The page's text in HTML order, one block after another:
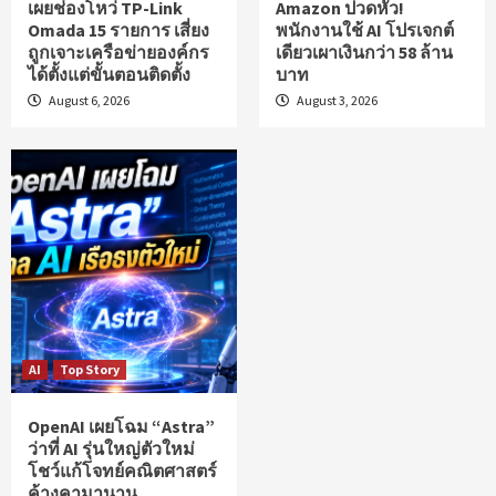
เผยช่องโหว่ TP-Link
Omada 15 รายการ เสี่ยง
ถูกเจาะเครือข่ายองค์กร
ได้ตั้งแต่ขั้นตอนติดตั้ง
August 6, 2026
Amazon ปวดหัว!
พนักงานใช้ AI โปรเจกต์
เดียวเผาเงินกว่า 58 ล้าน
บาท
August 3, 2026
AI Top Story
OpenAI เผยโฉม “Astra”
ว่าที่ AI รุ่นใหญ่ตัวใหม่
โชว์แก้โจทย์คณิตศาสตร์